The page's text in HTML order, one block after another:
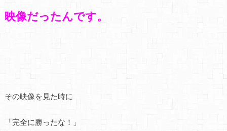
映像だったんです。
その映像を見た時に
「完全に勝ったな！」